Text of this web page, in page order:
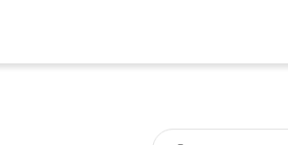
Buscar: